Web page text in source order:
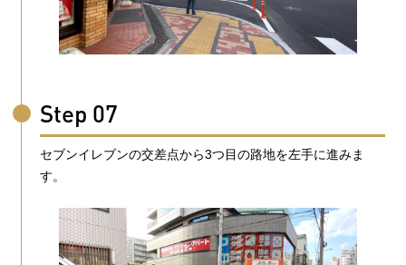
Step 07
セブンイレブンの交差点から3つ目の路地を左手に進みま
す。